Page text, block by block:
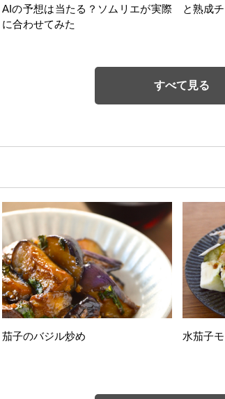
AIの予想は当たる？ソムリエが実際
に合わせてみた
と熟成
すべて見る
茄子のバジル炒め 水茄子